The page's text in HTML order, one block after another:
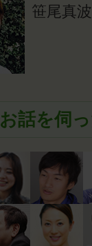
笹尾真波
お話を伺